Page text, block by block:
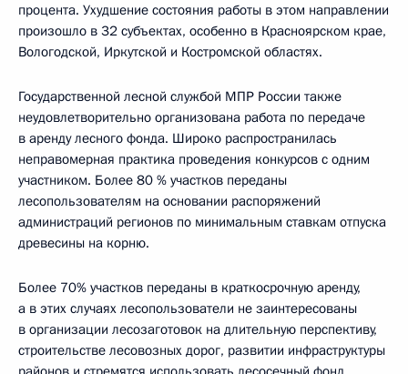
процента. Ухудшение состояния работы в этом направлении
произошло в 32 субъектах, особенно в Красноярском крае,
Вологодской, Иркутской и Костромской областях.
Государственной лесной службой МПР России также
неудовлетворительно организована работа по передаче
в аренду лесного фонда. Широко распространилась
неправомерная практика проведения конкурсов с одним
участником. Более 80 % участков переданы
лесопользователям на основании распоряжений
администраций регионов по минимальным ставкам отпуска
древесины на корню.
Более 70% участков переданы в краткосрочную аренду,
а в этих случаях лесопользователи не заинтересованы
в организации лесозаготовок на длительную перспективу,
строительстве лесовозных дорог, развитии инфраструктуры